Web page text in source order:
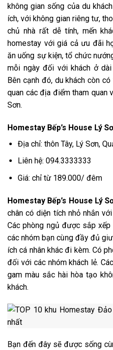
không gian sống của du
ích, với không gian riêng tư,
chủ nhà rất dễ tính, mến
homestay với giá cả ưu đãi
ăn uống sự kiện, tổ chức
mỗi ngày đối với khách ở
Bên cạnh đó, du khách còn
quan các địa điểm tham quan
Sơn.
Homestay Bếp’s House Lý
Địa chỉ: thôn Tây, Lý Sơn,
Liên hệ: 094.3333333
Giá: chỉ từ 189.000/ đêm
Homestay Bếp’s House Lý
chân có diện tích nhỏ nhắn
Các phòng ngủ được sắp
các nhóm bạn cùng đầy đủ
ích cá nhân khác đi kèm. Có
đối với các nhóm khách lẻ.
gam màu sắc hài hòa tạo
khách.
Bạn đến đây sẽ được sống